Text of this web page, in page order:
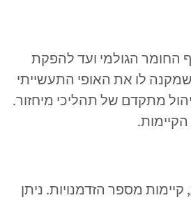
החומר הגולמי ועד להפקת
לו את האופי התעשייתי
מתקדם של תהליכי מיחזור.
מספר הזדמנויות. ניתן